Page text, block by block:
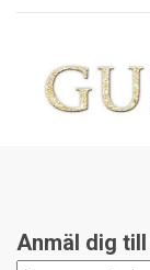
Anmäl dig